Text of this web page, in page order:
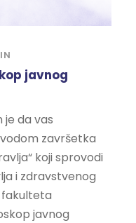
javnog
je da vas
završetka
koji sprovodi
i zdravstvenog
javnog